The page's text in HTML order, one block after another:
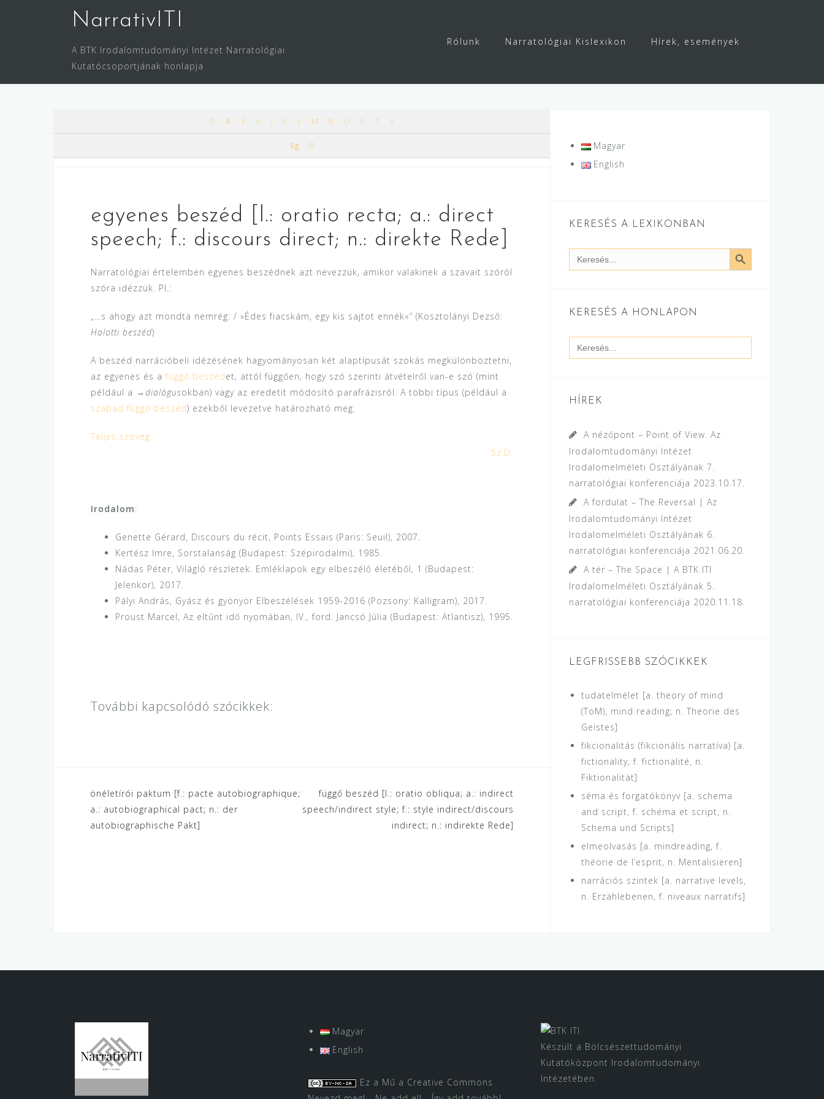
NarrativITI
A BTK Irodalomtudományi Intézet Narratológiai
Kutatócsoportjának honlapja
Rólunk Narratológiai Kislexikon Hírek, események
D E F H I K L M N Ö S T V
Eg El
egyenes beszéd [l.: oratio recta; a.: direct
speech; f.: discours direct; n.: direkte Rede]
Narratológiai értelemben egyenes beszédnek azt nevezzük, amikor valakinek a szavait szóról
szóra idézzük. Pl.:
„…s ahogy azt mondta nemrég: / »Édes fiacskám, egy kis sajtot ennék«” (Kosztolányi Dezső:
Halotti beszéd)
A beszéd narrációbeli idézésének hagyományosan két alaptípusát szokás megkülönböztetni,
az egyenes és a függő beszédet, attól függően, hogy szó szerinti átvételről van-e szó (mint
például a → dialógusokban) vagy az eredetit módosító parafrázisról. A többi típus (például a
szabad függő beszéd) ezekből levezetve határozható meg.
Teljes szöveg
Sz.D.
Irodalom:
Genette Gérard, Discours du récit, Points Essais (Paris: Seuil), 2007.
Kertész Imre, Sorstalanság (Budapest: Szépirodalmi), 1985.
Nádas Péter, Világló részletek. Emléklapok egy elbeszélő életéből, 1 (Budapest:
Jelenkor), 2017.
Pályi András, Gyász és gyönyör Elbeszélések 1959-2016 (Pozsony: Kalligram), 2017.
Proust Marcel, Az eltűnt idő nyomában, IV., ford. Jancsó Júlia (Budapest: Atlantisz), 1995.
További kapcsolódó szócikkek:
Bejegyzés
navigáció
önéletírói paktum [f.: pacte autobiographique;
a.: autobiographical pact; n.: der
autobiographische Pakt]
függő beszéd [l.: oratio obliqua; a.: indirect
speech/indirect style; f.: style indirect/discours
indirect; n.: indirekte Rede]
Magyar
English
KERESÉS A LEXIKONBAN
Search
for:
SEARCH BUTTON
KERESÉS A HONLAPON
Search
for:
HÍREK
A nézőpont – Point of View. Az
Irodalomtudományi Intézet
Irodalomelméleti Osztályának 7.
narratológiai konferenciája 2023.10.17.
A fordulat – The Reversal | Az
Irodalomtudományi Intézet
Irodalomelméleti Osztályának 6.
narratológiai konferenciája 2021.06.20.
A tér – The Space | A BTK ITI
Irodalomelméleti Osztályának 5.
narratológiai konferenciája 2020.11.18.
LEGFRISSEBB SZÓCIKKEK
tudatelmélet [a. theory of mind
(ToM), mind reading; n. Theorie des
Geistes]
fikcionalitás (fikcionális narratíva) [a.
fictionality, f. fictionalité, n.
Fiktionalität]
séma és forgatókönyv [a. schema
and script, f. schéma et script, n.
Schema und Scripts]
elmeolvasás [a. mindreading, f.
théorie de l’esprit, n. Mentalisieren]
narrációs szintek [a. narrative levels,
n. Erzählebenen, f. niveaux narratifs]
Magyar
English
Ez a Mű a Creative Commons
Készült a Bölcsészettudományi
Kutatóközpont Irodalomtudományi
Intézetében.